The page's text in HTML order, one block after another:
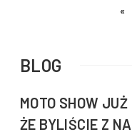
«
BLOG
MOTO SHOW
ŻE BYLIŚCIE Z